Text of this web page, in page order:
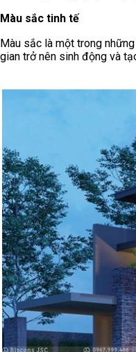
Màu sắc tinh tế
Màu sắc là một trong
gian trở nên sinh động và